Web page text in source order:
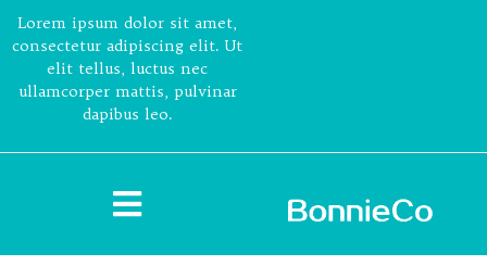
Lorem ipsum dolor sit amet,
consectetur adipiscing elit. Ut
elit tellus, luctus nec
ullamcorper mattis, pulvinar
dapibus leo.